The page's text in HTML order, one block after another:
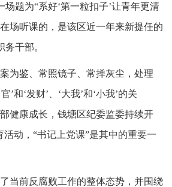
题为“系好‘第一粒扣子’让青年更清
场听课的，是该区近一年来新提任的
干部。
为鉴、常照镜子、常掸灰尘，处理
’和‘发财’、‘大我’和‘小我’的关
健康成长，钱塘区纪委监委持续开
活动，“书记上党课”是其中的重要一
当前反腐败工作的整体态势，并围绕